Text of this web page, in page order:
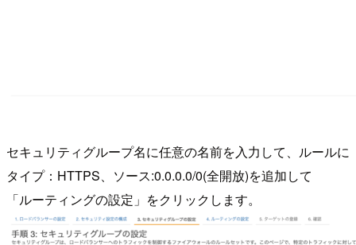
セキュリティグループ名に任意の名前を入力して、ルールに
タイプ：HTTPS、ソース:0.0.0.0/0(全開放)を追加して
「ルーティングの設定」をクリックします。